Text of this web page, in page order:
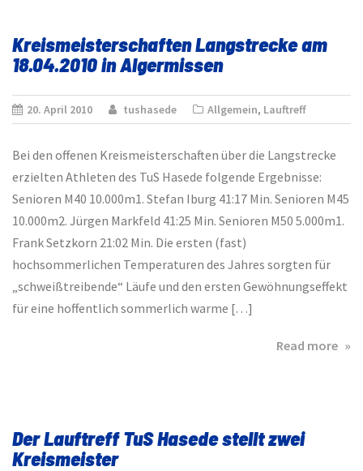
Kreismeisterschaften Langstrecke am
18.04.2010 in Algermissen
20. April 2010 tushasede Allgemein, Lauftreff
Bei den offenen Kreismeisterschaften über die Langstrecke
erzielten Athleten des TuS Hasede folgende Ergebnisse:
Senioren M40 10.000m1. Stefan Iburg 41:17 Min. Senioren M45
10.000m2. Jürgen Markfeld 41:25 Min. Senioren M50 5.000m1.
Frank Setzkorn 21:02 Min. Die ersten (fast)
hochsommerlichen Temperaturen des Jahres sorgten für
„schweißtreibende“ Läufe und den ersten Gewöhnungseffekt
für eine hoffentlich sommerlich warme […]
Read more
Der Lauftreff TuS Hasede stellt zwei
Kreismeister